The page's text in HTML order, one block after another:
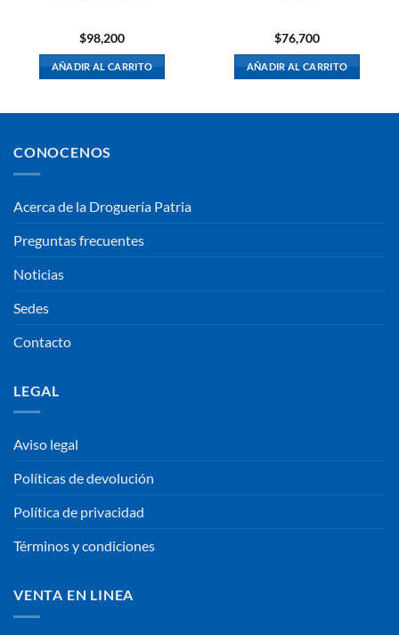
$98,200
AÑADIR AL CARRITO
$76,700
AÑADIR AL CARRITO
CONOCENOS
Acerca de la Droguería Patria
Preguntas frecuentes
Noticias
Sedes
Contacto
LEGAL
Aviso legal
Políticas de devolución
Política de privacidad
Términos y condiciones
VENTA EN LINEA